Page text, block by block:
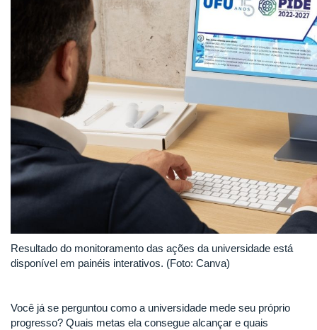
Resultado do monitoramento das ações da universidade está
disponível em painéis interativos. (Foto: Canva)
Você já se perguntou como a universidade mede seu próprio
progresso? Quais metas ela consegue alcançar e quais